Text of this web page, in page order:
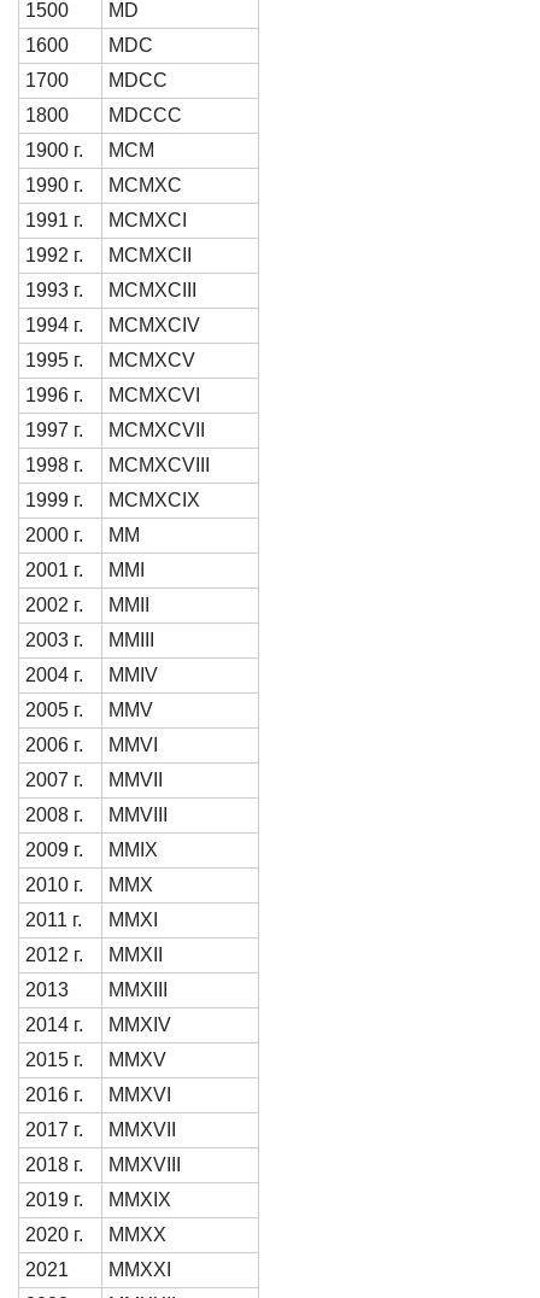
1500
MD
1600
MDC
1700
MDCC
1800
MDCCC
1900 г.
MCM
1990 г.
MCMXC
1991 г.
MCMXCI
1992 г.
MCMXCII
1993 г.
MCMXCIII
1994 г.
MCMXCIV
1995 г.
MCMXCV
1996 г.
MCMXCVI
1997 г.
MCMXCVII
1998 г.
MCMXCVIII
1999 г.
MCMXCIX
2000 г.
ММ
2001 г.
MMI
2002 г.
MMII
2003 г.
MMIII
2004 г.
MMIV
2005 г.
MMV
2006 г.
MMVI
2007 г.
MMVII
2008 г.
MMVIII
2009 г.
MMIX
2010 г.
MMX
2011 г.
MMXI
2012 г.
MMXII
2013
MMXIII
2014 г.
MMXIV
2015 г.
MMXV
2016 г.
MMXVI
2017 г.
MMXVII
2018 г.
MMXVIII
2019 г.
MMXIX
2020 г.
MMXX
2021
MMXXI